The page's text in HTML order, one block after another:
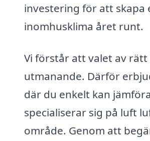
investering för att skapa
inomhusklima året runt.
Vi förstår att valet av
utmanande. Därför
där du enkelt kan
specialiserar sig på luft
område. Genom att